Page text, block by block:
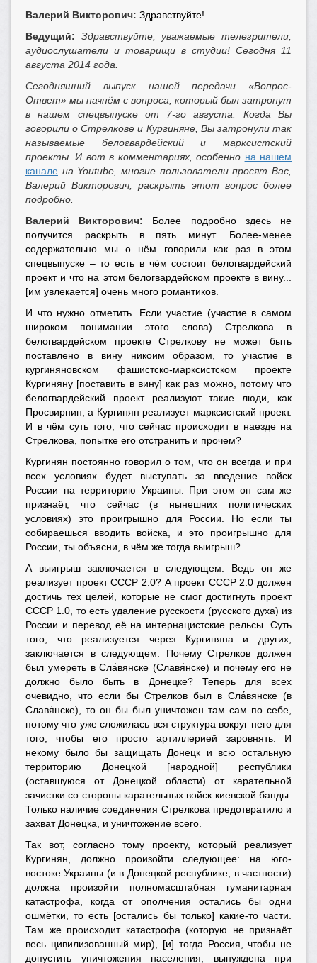
Валерий Викторович: Здравствуйте!
Ведущий:
Здравствуйте, уважаемые телезрители,
аудиослушатели и товарищи в студии! Сегодня 11
августа 2014 года.
Сегодняшний выпуск нашей передачи «Вопрос-
Ответ» мы начнём с вопроса, который был затронут
в нашем спецвыпуске от 7-го августа. Когда Вы
говорили о Стрелкове и Кургиняне, Вы затронули так
называемые белогвардейский и марксистский
проекты. И вот в комментариях, особенно на нашем
канале на Youtube, многие пользователи просят Вас,
Валерий Викторович, раскрыть этот вопрос более
подробно.
Валерий Викторович: Более подробно здесь не
получится раскрыть в пять минут. Более-менее
содержательно мы о нём говорили как раз в этом
спецвыпуске – то есть в чём состоит белогвардейский
проект и что на этом белогвардейском проекте в вину...
[им увлекается] очень много романтиков.
И что нужно отметить. Если участие (участие в самом
широком понимании этого слова) Стрелкова в
белогвардейском проекте Стрелкову не может быть
поставлено в вину никоим образом, то участие в
кургиняновском фашистско-марксистском проекте
Кургиняну [поставить в вину] как раз можно, потому что
белогвардейский проект реализуют такие люди, как
Просвирнин, а Кургинян реализует марксистский проект.
И в чём суть того, что сейчас происходит в наезде на
Стрелкова, попытке его отстранить и прочем?
Кургинян постоянно говорил о том, что он всегда и при
всех условиях будет выступать за введение войск
России на территорию Украины. При этом он сам же
признаёт, что сейчас (в нынешних политических
условиях) это проигрышно для России. Но если ты
собираешься вводить войска, и это проигрышно для
России, ты объясни, в чём же тогда выигрыш?
А выигрыш заключается в следующем. Ведь он же
реализует проект СССР 2.0? А проект СССР 2.0 должен
достичь тех целей, которые не смог достигнуть проект
СССР 1.0, то есть удаление русскости (русского духа) из
России и перевод её на интернацистские рельсы. Суть
того, что реализуется через Кургиняна и других,
заключается в следующем. Почему Стрелков должен
был умереть в Сла́вянске (Славя́нске) и почему его не
должно было быть в Донецке? Теперь для всех
очевидно, что если бы Стрелков был в Сла́вянске (в
Славя́нске), то он бы был уничтожен там сам по себе,
потому что уже сложилась вся структура вокруг него для
того, чтобы его просто артиллерией заровнять. И
некому было бы защищать Донецк и всю остальную
территорию Донецкой [народной] республики
(оставшуюся от Донецкой области) от карательной
зачистки со стороны карательных войск киевской банды.
Только наличие соединения Стрелкова предотвратило и
захват Донецка, и уничтожение всего.
Так вот, согласно тому проекту, который реализует
Кургинян, должно произойти следующее: на юго-
востоке Украины (и в Донецкой республике, в частности)
должна произойти полномасштабная гуманитарная
катастрофа, когда от ополчения остались бы одни
ошмётки, то есть [остались бы только] какие-то части.
Там же происходит катастрофа (которую не признаёт
весь цивилизованный мир), [и] тогда Россия, чтобы не
допустить уничтожения населения, вынуждена при